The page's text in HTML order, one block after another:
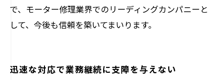
で、モーター修理業界でのリーディングカンパニーと
して、今後も信頼を築いてまいります。
迅速な対応で業務継続に支障を与えない